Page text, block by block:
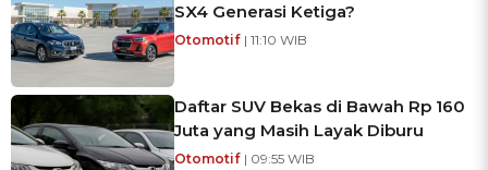
SX4 Generasi Ketiga?
Otomotif | 11:10 WIB
Daftar SUV Bekas di Bawah Rp 160
Juta yang Masih Layak Diburu
Otomotif | 09:55 WIB